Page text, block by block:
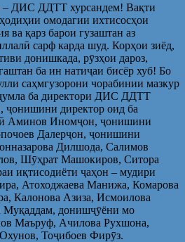
– ДИС ДДТТ хурсандем! Вақти
омодагии ихтисосҳои
ва қарз барои гузаштан аз
сарф карда шуд. Корҳои зиёд,
донишкада, рӯзҳои дароз,
ба ин натиҷаи бисёр хуб! Бо
саҳмгузорони чорабинии мазкур
ба директори ДИС ДДТТ
директор оид ба
Аминов Иномҷон, ҷонишини
Далерҷон, ҷонишини
Дилшода, Салимов
Шӯҳрат Машокиров, Ситора
иқтисодиёти ҷаҳон – мудири
Атоходжаева Манижа, Комарова
Калонова Азиза, Исмоилова
Муқаддам, донишҷӯёни мо
Маъруф, Ачилова Рухшона,
Тоҷибоев Фирӯз.